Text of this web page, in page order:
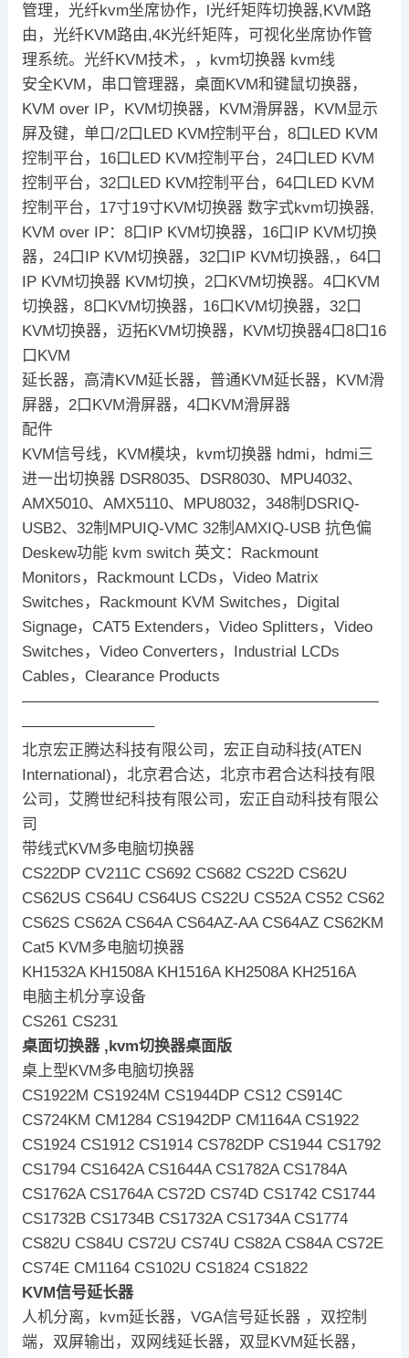
管理，光纤kvm坐席协作，l光纤矩阵切换器,KVM路
由，光纤KVM路由,4K光纤矩阵，可视化坐席协作管
理系统。光纤KVM技术，，kvm切换器 kvm线
安全KVM，串口管理器，桌面KVM和键鼠切换器，
KVM over IP，KVM切换器，KVM滑屏器，KVM显示
屏及键，单口/2口LED KVM控制平台，8口LED KVM
控制平台，16口LED KVM控制平台，24口LED KVM
控制平台，32口LED KVM控制平台，64口LED KVM
控制平台，17寸19寸KVM切换器 数字式kvm切换器,
KVM over IP：8口IP KVM切换器，16口IP KVM切换
器，24口IP KVM切换器，32口IP KVM切换器,，64口
IP KVM切换器 KVM切换，2口KVM切换器。4口KVM
切换器，8口KVM切换器，16口KVM切换器，32口
KVM切换器，迈拓KVM切换器，KVM切换器4口8口16
口KVM
延长器，高清KVM延长器，普通KVM延长器，KVM滑
屏器，2口KVM滑屏器，4口KVM滑屏器
配件
KVM信号线，KVM模块，kvm切换器 hdmi，hdmi三
进一出切换器 DSR8035、DSR8030、MPU4032、
AMX5010、AMX5110、MPU8032，348制DSRIQ-
USB2、32制MPUIQ-VMC 32制AMXIQ-USB 抗色偏
Deskew功能 kvm switch 英文：Rackmount
Monitors，Rackmount LCDs，Video Matrix
Switches，Rackmount KVM Switches，Digital
Signage，CAT5 Extenders，Video Splitters，Video
Switches，Video Converters，Industrial LCDs
Cables，Clearance Products
———————————————————————
————————–
北京宏正腾达科技有限公司，宏正自动科技(ATEN
International)，北京君合达，北京市君合达科技有限
公司，艾腾世纪科技有限公司，宏正自动科技有限公
司
带线式KVM多电脑切换器
CS22DP CV211C CS692 CS682 CS22D CS62U
CS62US CS64U CS64US CS22U CS52A CS52 CS62
CS62S CS62A CS64A CS64AZ-AA CS64AZ CS62KM
Cat5 KVM多电脑切换器
KH1532A KH1508A KH1516A KH2508A KH2516A
电脑主机分享设备
CS261 CS231
桌面切换器 ,kvm切换器桌面版
桌上型KVM多电脑切换器
CS1922M CS1924M CS1944DP CS12 CS914C
CS724KM CM1284 CS1942DP CM1164A CS1922
CS1924 CS1912 CS1914 CS782DP CS1944 CS1792
CS1794 CS1642A CS1644A CS1782A CS1784A
CS1762A CS1764A CS72D CS74D CS1742 CS1744
CS1732B CS1734B CS1732A CS1734A CS1774
CS82U CS84U CS72U CS74U CS82A CS84A CS72E
CS74E CM1164 CS102U CS1824 CS1822
KVM信号延长器
人机分离，kvm延长器，VGA信号延长器 ，双控制
端，双屏输出，双网线延长器，双显KVM延长器，